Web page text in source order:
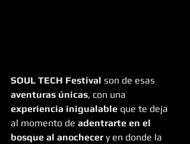
SOUL TECH Festival son de esas
aventuras únicas, con una
experiencia inigualable que te deja
al momento de adentrarte en el
bosque al anochecer y en donde la